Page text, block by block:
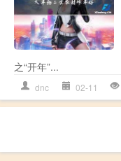
之“开年”...
dnc 02-11